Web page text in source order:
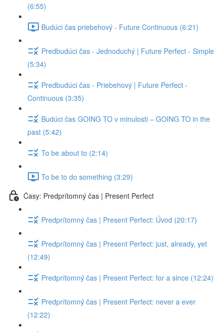
(6:55)
Budúci čas priebehový - Future Continuous (6:21)
Predbudúci čas - Jednoduchý | Future Perfect - Simple
(5:34)
Predbudúci čas - Priebehový | Future Perfect -
Continuous (3:35)
Budúci čas GOING TO v minulosti – GOING TO in the
past (5:42)
To be about to (2:14)
To be to do something (3:29)
Časy: Predprítomný čas | Present Perfect
Predprítomný čas | Present Perfect: Úvod (20:17)
Predprítomný čas | Present Perfect: just, already, yet
(12:49)
Predprítomný čas | Present Perfect: for a since (12:24)
Predprítomný čas | Present Perfect: never a ever
(12:22)